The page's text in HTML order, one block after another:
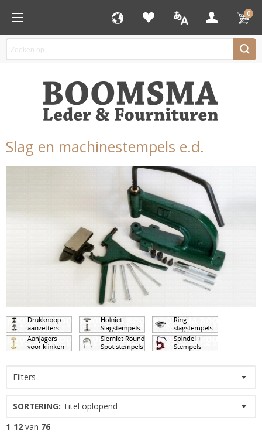
0
Slag en machinestempels e.d.
Filters
SORTERING: Titel oplopend
1-12 van 76